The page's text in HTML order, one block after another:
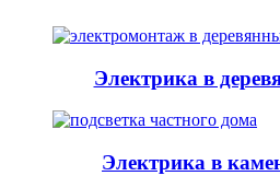
Электрика в
Электрика в